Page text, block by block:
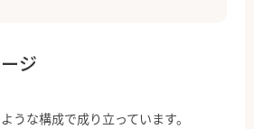
ジ
うな構成で成り立っています。